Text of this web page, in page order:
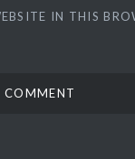
IN THIS